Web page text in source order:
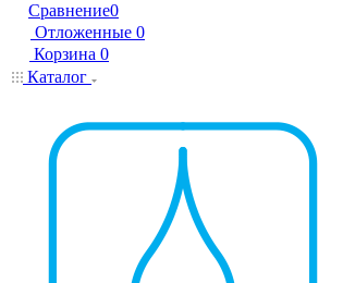
Сравнение0
Отложенные 0
Корзина 0
Каталог